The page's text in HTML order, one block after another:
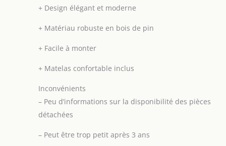
+ Design élégant et moderne
+ Matériau robuste en bois de pin
+ Facile à monter
+ Matelas confortable inclus
Inconvénients
– Peu d’informations sur la disponibilité des pièces
détachées
– Peut être trop petit après 3 ans